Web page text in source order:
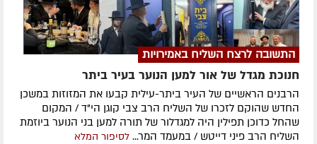
התשובה לרצח השליח באמירויות
חנוכת מגדל של אור למען הנוער בעיר ביתר
הרבנים הראשיים של העיר ביתר-עילית קבעו את המזוזות במשכן
החדש שהוקם לזכרו של השליח הרב צבי קוגן הי"ד / המקום
שהחל כדוכן תפילין היה למגדלור של תורה למען בני הנוער ביוזמת
השליח הרב פיני דייטש / במעמד המר... לסיפור המלא